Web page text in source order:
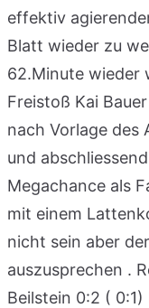
effektiv
Blatt wieder zu
62.Minute wieder
Freistoß Kai
nach Vorlage des
und
Megachance als
mit einem
nicht sein aber
auszusprechen .
Beilstein 0:2 (